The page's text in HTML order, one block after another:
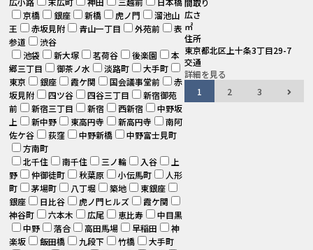
京橋
銀座 新橋 虎ノ門
溜池山
王
赤坂見附 青山一丁目 外苑前
表
参道
渋谷
池袋
新大塚 茗荷谷 後楽園
本
郷三丁目
御茶ノ水 淡路町
大手町
東京
銀座 霞ケ関 国会議事堂前
赤
坂見附
四ツ谷 四谷三丁目
新宿御苑
前
新宿三丁目 新宿 西新宿
中野坂
上
新中野 東高円寺 新高円寺
南阿
佐ケ谷
荻窪 中野新橋
中野富士見町
方南町
北千住
南千住 三ノ輪 入谷
上
野
仲御徒町 秋葉原 小伝馬町
人形
町
茅場町 八丁堀 築地
東銀座
銀座
日比谷 虎ノ門ヒルズ
霞ケ関
神谷町
六本木 広尾 恵比寿
中目黒
中野
落合 高田馬場 早稲田
神
楽坂
飯田橋 九段下 竹橋
大手町
間取り
広さ
㎡
住所
東京都北区上十条3丁目29-7
交通
詳細を見る
1
2 3